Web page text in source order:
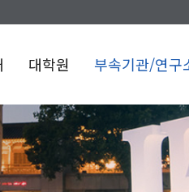
대학원 부속기관/연구